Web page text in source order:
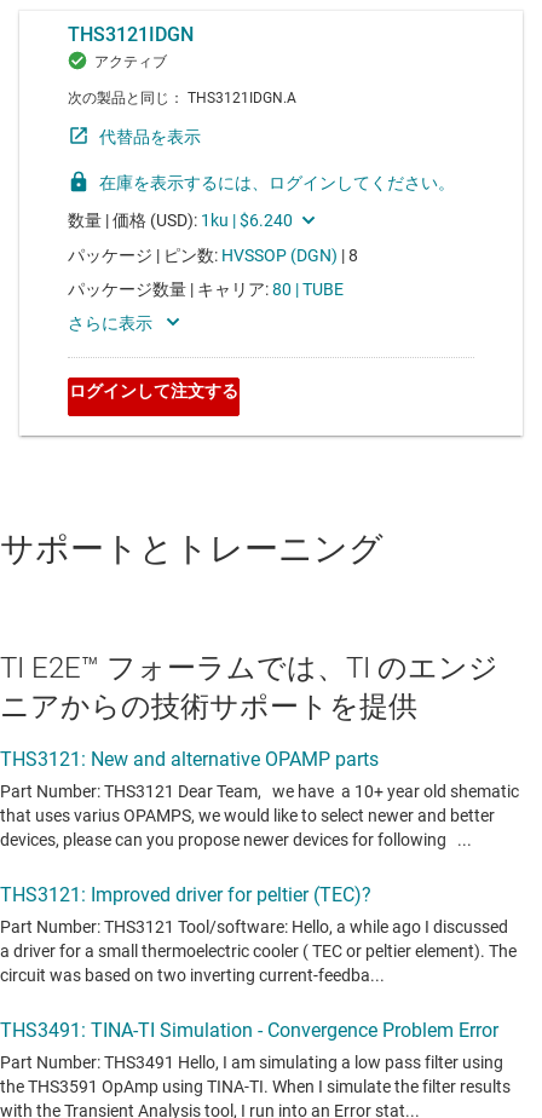
サポートとトレーニング
TI E2E™ フォーラムでは、TI のエンジ
ニアからの技術サポートを提供